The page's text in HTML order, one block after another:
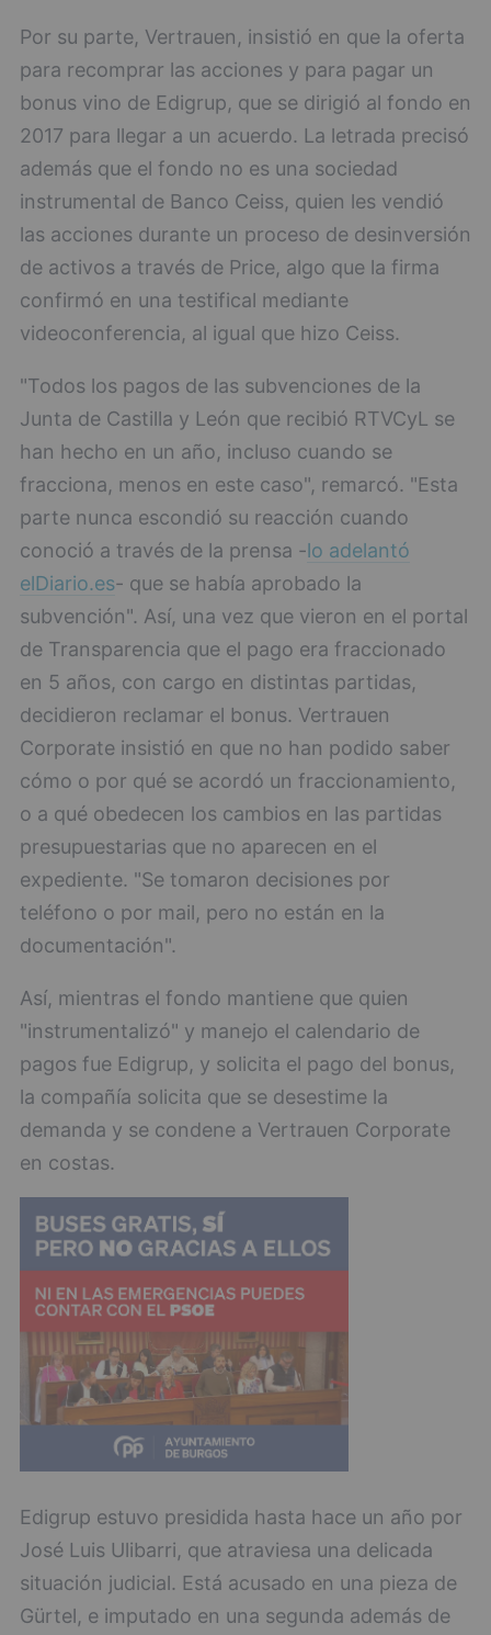
Por su parte, Vertrauen, insistió en que la oferta
para recomprar las acciones y para pagar un
bonus vino de Edigrup, que se dirigió al fondo en
2017 para llegar a un acuerdo. La letrada precisó
además que el fondo no es una sociedad
instrumental de Banco Ceiss, quien les vendió
las acciones durante un proceso de desinversión
de activos a través de Price, algo que la firma
confirmó en una testifical mediante
videoconferencia, al igual que hizo Ceiss.
"Todos los pagos de las subvenciones de la
Junta de Castilla y León que recibió RTVCyL se
han hecho en un año, incluso cuando se
fracciona, menos en este caso", remarcó. "Esta
parte nunca escondió su reacción cuando
conoció a través de la prensa -lo adelantó
elDiario.es- que se había aprobado la
subvención". Así, una vez que vieron en el portal
de Transparencia que el pago era fraccionado
en 5 años, con cargo en distintas partidas,
decidieron reclamar el bonus. Vertrauen
Corporate insistió en que no han podido saber
cómo o por qué se acordó un fraccionamiento,
o a qué obedecen los cambios en las partidas
presupuestarias que no aparecen en el
expediente. "Se tomaron decisiones por
teléfono o por mail, pero no están en la
documentación".
Así, mientras el fondo mantiene que quien
"instrumentalizó" y manejo el calendario de
pagos fue Edigrup, y solicita el pago del bonus,
la compañía solicita que se desestime la
demanda y se condene a Vertrauen Corporate
en costas.
Edigrup estuvo presidida hasta hace un año por
José Luis Ulibarri, que atraviesa una delicada
situación judicial. Está acusado en una pieza de
Gürtel, e imputado en una segunda además de